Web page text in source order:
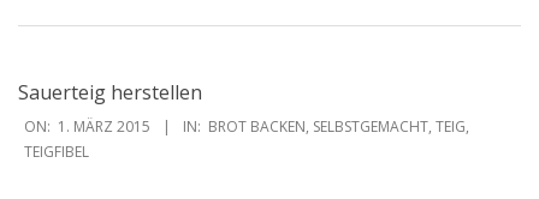
Sauerteig herstellen
2015-
03-
ON: 1. MÄRZ 2015 IN: BROT BACKEN, SELBSTGEMACHT, TEIG,
TEIGFIBEL